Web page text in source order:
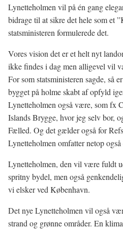
Lynetteholmen vil på én gang
bidrage til at sikre det hele som et
statsministeren formulerede det.
Vores vision det er et helt nyt
ikke findes i dag men alligevel vil
For som statsministeren sagde, så
bygget på holme skabt af opfyld
Lynetteholmen også være, som fx
Islands Brygge, hvor jeg selv bor,
Fælled. Og det gælder også for
Lynetteholmen omfatter netop
Lynetteholmen, den vil være fuldt
spritny bydel, men også
vi elsker ved København.
Det nye Lynetteholmen vil også
strand og grønne områder. En